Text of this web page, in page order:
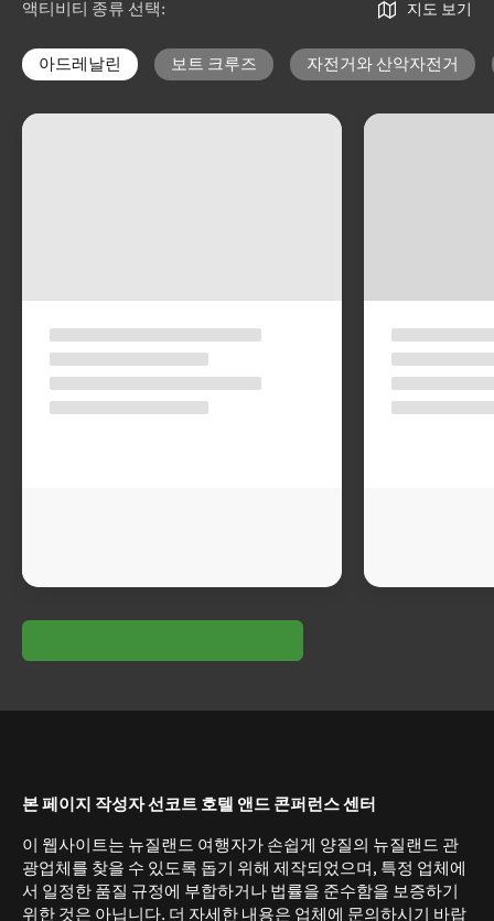
액티비티 종류 선택: 지도 보기
아드레날린 보트 크루즈 자전거와 산악자전거
본 페이지 작성자 선코트 호텔 앤드 콘퍼런스 센터
이 웹사이트는 뉴질랜드 여행자가 손쉽게 양질의 뉴질랜드 관
광업체를 찾을 수 있도록 돕기 위해 제작되었으며, 특정 업체에
서 일정한 품질 규정에 부합하거나 법률을 준수함을 보증하기
위한 것은 아닙니다. 더 자세한 내용은 업체에 문의하시기 바랍